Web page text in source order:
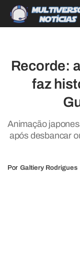
Recorde:
faz
Animação
após desbancar
Por Galtiery Rodrigues